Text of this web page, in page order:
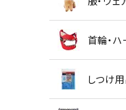
首輪・ハ
しつけ